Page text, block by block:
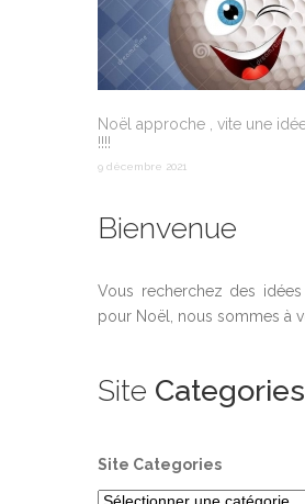
Noël approche , vite une
!!!!
9 décembre 2021
Bienvenue
Vous recherchez des
pour Noël, nous sommes à
Site Categories
Site Categories